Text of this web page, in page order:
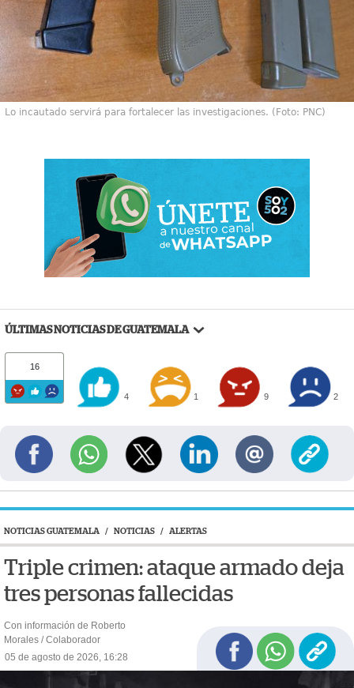
Lo incautado servirá para fortalecer las investigaciones. (Foto: PNC)
ÚLTIMAS NOTICIAS DE GUATEMALA
16
4 1 9 2
NOTICIAS GUATEMALA / NOTICIAS / ALERTAS
Triple crimen: ataque armado deja
tres personas fallecidas
Con información de Roberto
Morales / Colaborador
05 de agosto de 2026, 16:28